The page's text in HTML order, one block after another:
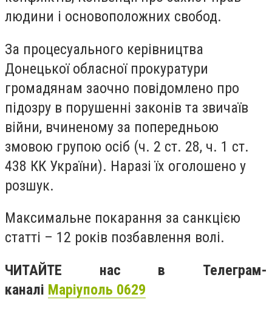
людини і основоположних свобод.
За процесуального керівництва
Донецької обласної прокуратури
громадянам заочно повідомлено про
підозру в порушенні законів та звичаїв
війни, вчиненому за попередньою
змовою групою осіб (ч. 2 ст. 28, ч. 1 ст.
438 КК України). Наразі їх оголошено у
розшук.
Максимальне покарання за санкцією
статті – 12 років позбавлення волі.
ЧИТАЙТЕ нас в Телеграм-
каналі Маріуполь 0629